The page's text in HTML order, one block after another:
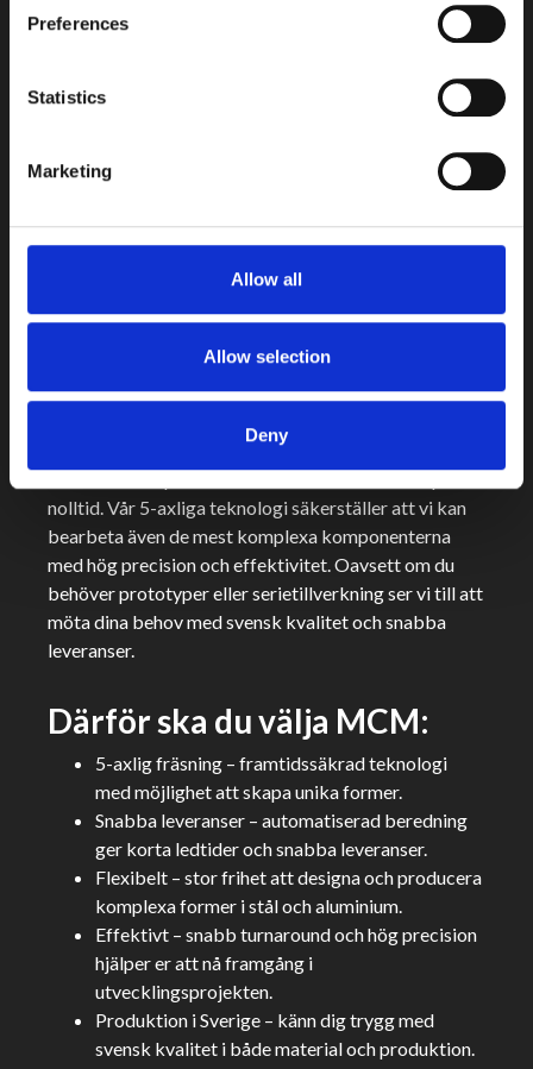
Preferences
Statistics
Marketing
Allow all
Allow selection
Deny
prototyper, specialdetaljer och serietillverkning där
Med vår automatisering och egenutvecklade algoritm
direkt från dina modeller. Vi producerar allt från
prototyper och maskindelar till fixturer och verktyg,
alltid med hög noggrannhet och anpassning efter dina
behov.
Beställa CNC-fräsning – så
smidigt. Kontakta oss direkt eller ladda upp din 3D-
nolltid. Vår 5-axliga teknologi säkerställer att vi kan
bearbeta även de mest komplexa komponenterna
med hög precision och effektivitet. Oavsett om du
behöver prototyper eller serietillverkning ser vi till att
möta dina behov med svensk kvalitet och snabba
leveranser.
Därför ska du välja MCM:
5-axlig fräsning – framtidssäkrad teknologi
med möjlighet att skapa unika former.
Snabba leveranser – automatiserad beredning
ger korta ledtider och snabba leveranser.
Flexibelt – stor frihet att designa och producera
komplexa former i stål och aluminium.
Effektivt – snabb turnaround och hög precision
hjälper er att nå framgång i
utvecklingsprojekten.
Produktion i Sverige – känn dig trygg med
svensk kvalitet i både material och produktion.